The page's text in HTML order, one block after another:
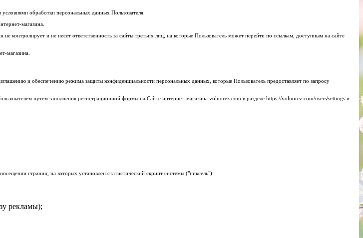
обработки персональных данных Пользователя.
магазина.
контролирует и не несет ответственность за сайты третьих лиц, на которые Пользователь может перейти по ссылкам, доступным на сайте
магазина.
и обеспечению режима защиты конфиденциальности персональных данных, которые Пользователь предоставляет по запросу
путём заполнения регистрационной формы на Сайте интернет-магазина volnorez.com в разделе https://volnorez.com/users/settings и
страниц, на которых установлен статистический скрипт системы ("пиксель"):
рекламы);